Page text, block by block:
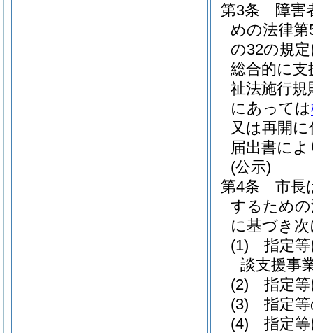
第3条
障害
めの法律
の32の規
総合的に
祉法施行
にあっては
又は再開
届出書に
(公示)
第4条
市長
するため
に基づき
(1)
指定
談支援事
(2)
指定
(3)
指定
(4)
指定